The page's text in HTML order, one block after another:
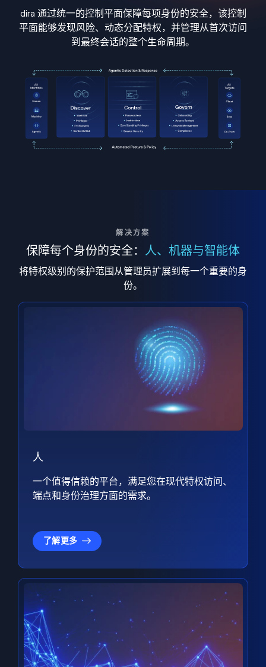
dira 通过统一的控制平面保障每项身份的安全，该控制
平面能够发现风险、动态分配特权，并管理从首次访问
到最终会话的整个生命周期。
解决方案
保障每个身份的安全： 人、机器与智能体
将特权级别的保护范围从管理员扩展到每一个重要的身
份。
人
一个值得信赖的平台，满足您在现代特权访问、
端点和身份治理方面的需求。
了解更多